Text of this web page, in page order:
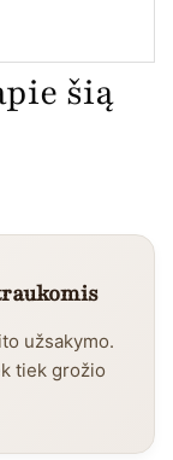
šią
užsakymo.
tiek grožio